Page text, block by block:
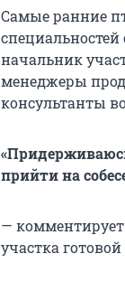
Самые ранние
специальностей
начальник
менеджеры
консультанты
прийти на
—
участка